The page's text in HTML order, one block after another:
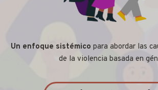
Un enfoque sistémico para abordar las
de la violencia basada en